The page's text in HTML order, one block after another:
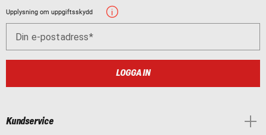
Upplysning om uppgiftsskydd
Din e-postadress
LOGGA IN
Kundservice